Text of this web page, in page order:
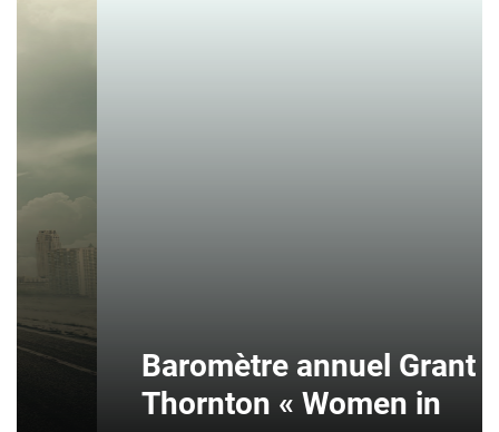
Baromètre annuel Grant
Thornton « Women in